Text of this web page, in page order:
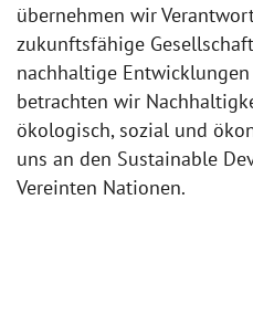
übernehmen wir
zukunftsfähige
nachhaltige
betrachten wir
ökologisch, sozial und
uns an den Sustainable
Vereinten Nationen.